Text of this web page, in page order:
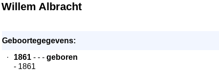
Willem Albracht
Geboortegegevens:
·
1861 - - - geboren
- 1861